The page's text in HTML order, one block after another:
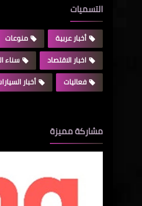
التسميات
أخبار عربية منوعات
اخبار الاقتصاد
سناء
فعاليات
أخبار
مشاركة مميزة